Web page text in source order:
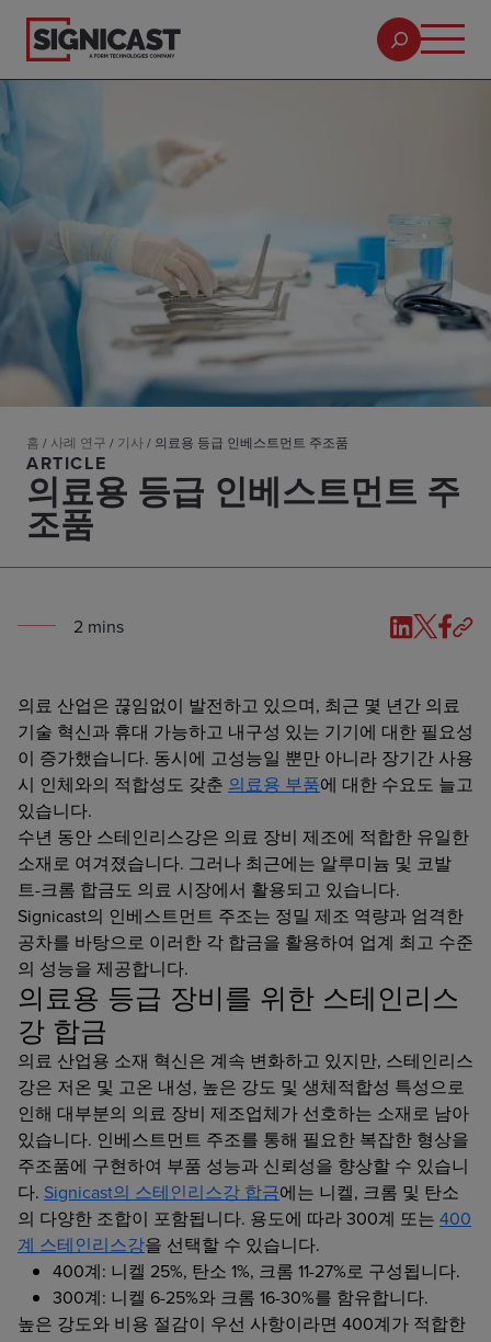
홈 / 사례 연구 / 기사 / 의료용 등급 인베스트먼트 주조품
ARTICLE
의료용 등급 인베스트먼트 주
조품
2 mins
의료 산업은 끊임없이 발전하고 있으며, 최근 몇 년간 의료
기술 혁신과 휴대 가능하고 내구성 있는 기기에 대한 필요성
이 증가했습니다. 동시에 고성능일 뿐만 아니라 장기간 사용
시 인체와의 적합성도 갖춘 의료용 부품에 대한 수요도 늘고
있습니다.
수년 동안 스테인리스강은 의료 장비 제조에 적합한 유일한
소재로 여겨졌습니다. 그러나 최근에는 알루미늄 및 코발
트-크롬 합금도 의료 시장에서 활용되고 있습니다.
Signicast의 인베스트먼트 주조는 정밀 제조 역량과 엄격한
공차를 바탕으로 이러한 각 합금을 활용하여 업계 최고 수준
의 성능을 제공합니다.
의료용 등급 장비를 위한 스테인리스
강 합금
의료 산업용 소재 혁신은 계속 변화하고 있지만, 스테인리스
강은 저온 및 고온 내성, 높은 강도 및 생체적합성 특성으로
인해 대부분의 의료 장비 제조업체가 선호하는 소재로 남아
있습니다. 인베스트먼트 주조를 통해 필요한 복잡한 형상을
주조품에 구현하여 부품 성능과 신뢰성을 향상할 수 있습니
다. Signicast의 스테인리스강 합금에는 니켈, 크롬 및 탄소
의 다양한 조합이 포함됩니다. 용도에 따라 300계 또는 400
계 스테인리스강을 선택할 수 있습니다.
400계: 니켈 25%, 탄소 1%, 크롬 11-27%로 구성됩니다.
300계: 니켈 6-25%와 크롬 16-30%를 함유합니다.
높은 강도와 비용 절감이 우선 사항이라면 400계가 적합한